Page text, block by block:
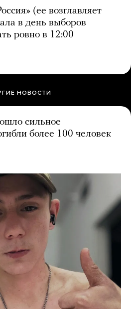
(ее возглавляет
в день выборов
ровно в 12:00
НОВОСТИ
сильное
более 100 человек